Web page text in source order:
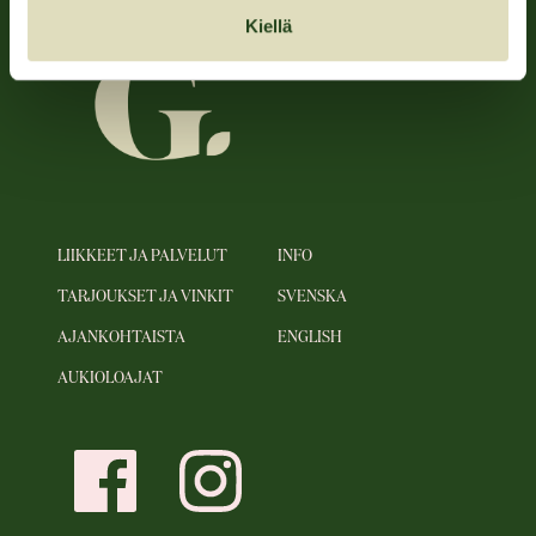
Kiellä
LIIKKEET JA PALVELUT
TARJOUKSET JA VINKIT
AJANKOHTAISTA
AUKIOLOAJAT
INFO
SVENSKA
ENGLISH